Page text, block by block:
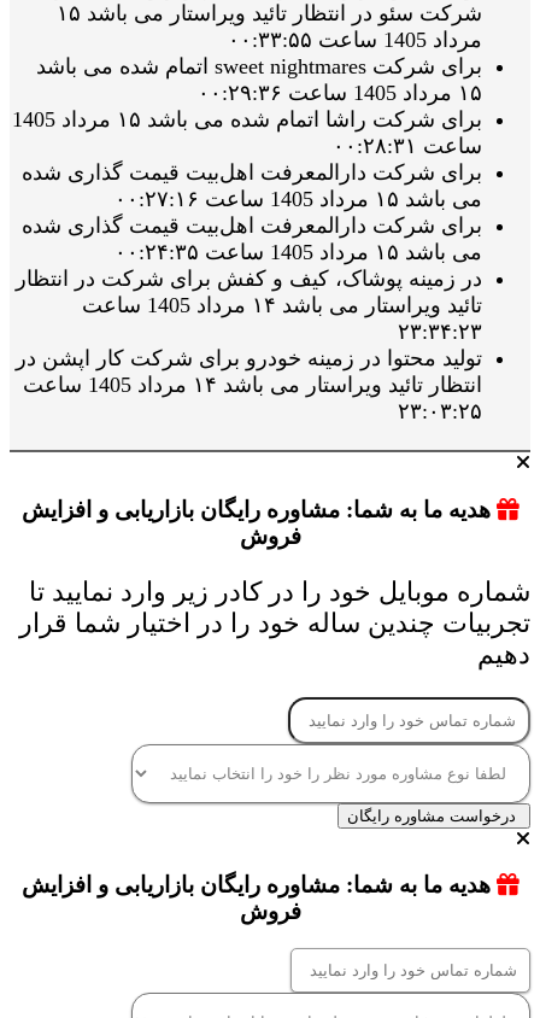
شرکت سئو در انتظار تائید ویراستار می باشد ۱۵
مرداد 1405 ساعت ۰۰:۳۳:۵۵
برای شرکت sweet nightmares اتمام شده می باشد
۱۵ مرداد 1405 ساعت ۰۰:۲۹:۳۶
برای شرکت راشا اتمام شده می باشد ۱۵ مرداد 1405
ساعت ۰۰:۲۸:۳۱
برای شرکت دارالمعرفت اهل‌بیت قیمت گذاری شده
می باشد ۱۵ مرداد 1405 ساعت ۰۰:۲۷:۱۶
برای شرکت دارالمعرفت اهل‌بیت قیمت گذاری شده
می باشد ۱۵ مرداد 1405 ساعت ۰۰:۲۴:۳۵
در زمینه پوشاک، کیف و کفش برای شرکت در انتظار
تائید ویراستار می باشد ۱۴ مرداد 1405 ساعت
۲۳:۳۴:۲۳
تولید محتوا در زمینه خودرو برای شرکت کار اپشن در
انتظار تائید ویراستار می باشد ۱۴ مرداد 1405 ساعت
۲۳:۰۳:۲۵
هدیه ما به شما: مشاوره رایگان بازاریابی و افزایش
فروش
شماره موبایل خود را در کادر زیر وارد نمایید تا
تجربیات چندین ساله خود را در اختیار شما قرار
دهیم
درخواست مشاوره رایگان
هدیه ما به شما: مشاوره رایگان بازاریابی و افزایش
فروش